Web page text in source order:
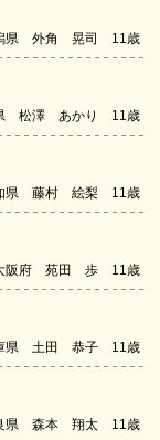
県 外角 晃司 11歳
松澤 あかり 11歳
県 藤村 絵梨 11歳
阪府 苑田 歩 11歳
県 土田 恭子 11歳
県 森本 翔太 11歳